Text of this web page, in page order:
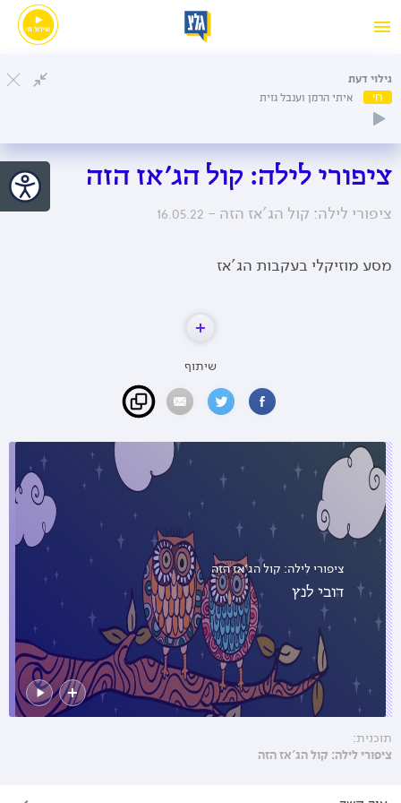
גילוי דעת
חי איתי הרמן וענבל גזית
ציפורי לילה: קול הג׳אז הזה
ציפורי לילה: קול הג'אז הזה - 16.05.22
מסע מוזיקלי בעקבות הג'אז
שיתוף
ציפורי לילה: קול הג׳אז הזה
דובי לנץ
תוכנית:
ציפורי לילה: קול הג'אז הזה